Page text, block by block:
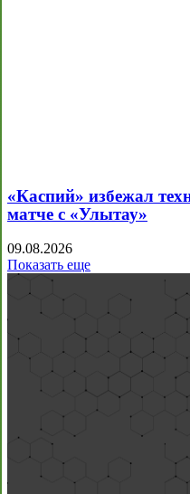
«Каспий» избежал
матче с «Улытау»
09.08.2026
Показать еще